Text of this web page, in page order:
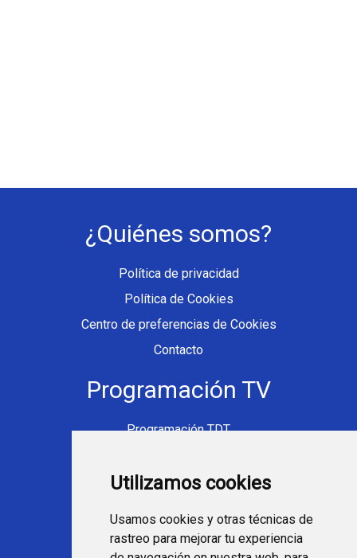
Utilizamos cookies
Usamos cookies y otras técnicas de
rastreo para mejorar tu experiencia
¿Quiénes somos?
Política de privacidad
Política de Cookies
Centro de preferencias de Cookies
Contacto
Programación TV
Programación TDT
Ver TV Online
Fútbol en la tele